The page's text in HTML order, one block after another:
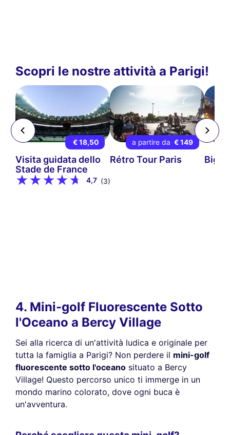
Scopri le nostre attività a Parigi!
€ 18,50
Visita guidata dello
Stade de France
4,7 (3)
a partire da € 149
Rétro Tour Paris Big
4. Mini-golf Fluorescente Sotto
l'Oceano a Bercy Village
Sei alla ricerca di un'attività ludica e originale per
tutta la famiglia a Parigi? Non perdere il mini-golf
fluorescente sotto l'oceano situato a Bercy
Village! Questo percorso unico ti immerge in un
mondo marino colorato, dove ogni buca è
un'avventura.